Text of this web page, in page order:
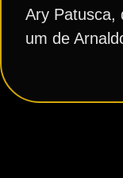
Ary Patusca,
um de